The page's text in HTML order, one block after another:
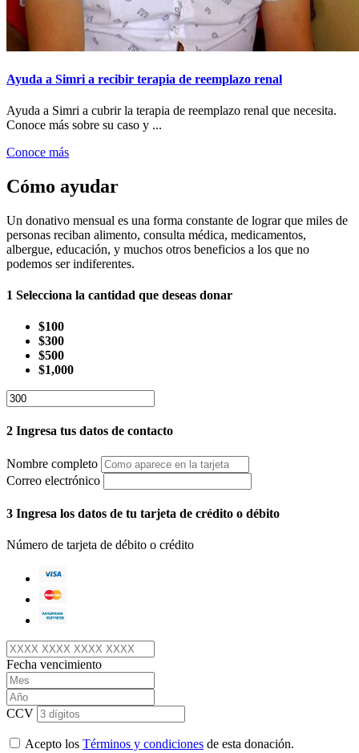
Ayuda a Simri a recibir terapia de reemplazo renal
Ayuda a Simri a cubrir la terapia de reemplazo renal que necesita.
Conoce más sobre su caso y ...
Conoce más
Cómo ayudar
Un donativo mensual es una forma constante de lograr que miles de
personas reciban alimento, consulta médica, medicamentos,
albergue, educación, y muchos otros beneficios a los que no
podemos ser indiferentes.
1 Selecciona la cantidad que deseas donar
$100
$300
$500
$1,000
2 Ingresa tus datos de contacto
Nombre completo
Correo electrónico
3 Ingresa los datos de tu tarjeta de crédito o débito
Número de tarjeta de débito o crédito
Fecha vencimiento
CCV
Acepto los Términos y condiciones de esta donación.